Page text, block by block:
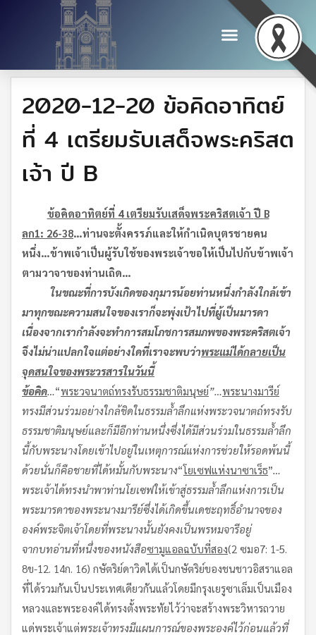
2020-12-20 ข้อคิดอาทิตย์
ที่ 4 เตรียมรับเสด็จพระคริสต
เจ้า ปี B
ข้อคิดอาทิตย์ที่ 4 เตรียมรับเสด็จพระคริสตเจ้าปี B
ลก1: 26-38…ท่านจะตั้งครรภ์และให้กำเนิดบุตรชายคน
หนึ่ง…ข้าพเจ้าเป็นผู้รับใช้ของพระเจ้าขอให้เป็นไปกับข้าพเจ้า
ตามวาจาของท่านเถิด…
ในขณะที่การบังเกิดของกุมารน้อยท่านหนึ่งกำลังใกล้เข้า
มาทุกขณะความสนใจของเราก็จะพุ่งเป้าไปที่ผู้เป็นมารดา
เนื่องจากเรากำลังจะทำการสมโภชการสมภพของพระคริสตเจ้า
จึงไม่น่าแปลกใจแต่อย่างใดที่เราจะพบว่าพระแม่ได้กลายเป็น
จุดสนใจของพระวรสารในวันนี้
ข้อคิด…“พระวจนาตถ์ทรงรับธรรมชาติมนุษย์”…พระนางมารีย์
ทรงมีส่วนร่วมอย่างใกล้ชิดในธรรมล้ำลึกแห่งพระวจนาตถ์ทรงรับ
ธรรมชาติมนุษย์และก็มีอีกท่านหนึ่งซึ่งได้มีส่วนร่วมในธรรมล้ำลึก
นี้กับพระนางโดยเข้าไปอยู่ในเหตุการณ์แห่งการช่วยให้รอดพ้นนี้
ด้วยนั่นก็คือชายที่ได้หมั้นกับพระนาง“โยเซฟแห่งนาซาเร็ธ”…
พระเจ้าได้ทรงนำพาท่านโยเซฟให้เข้าสู่ธรรมล้ำลึกแห่งการเป็น
พระมารดาของพระนางมารีย์ซึ่งได้เกิดขึ้นเดชะฤทธิ์อำนาจของ
องค์พระจิตเจ้าโดยที่พระนางนั้นยังคงเป็นพรหมจารีอยู่
จากบทอ่านที่หนึ่งของหนังสือซามูแอลฉบับที่สอง(2 ซมอ7: 1-5.
8ข-12. 14ก. 16) กษัตริย์ดาวิดได้เป็นกษัตริย์ของชนชาวอิสราแอล
ที่ได้รวมกันเป็นประเทศเดียวกันแล้วโดยมีกรุงเยรูซาเล็มเป็นเมือง
หลวงและพระองค์ได้ทรงตั้งพระทัยไว้ว่าจะสร้างพระวิหารถวาย
แด่พระเจ้าแต่พระเจ้าทรงมีแผนการณ์ของพระองค์ไว้ก่อนแล้วที่